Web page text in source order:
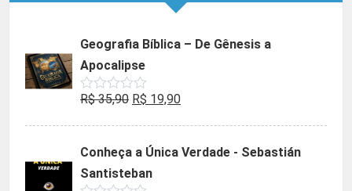
Geografia Bíblica – De Gênesis a
Apocalipse
Avaliação
de
R$35,90 O
era:
R$ 35,90.
R$ 19,90O
é:
Conheça a Única Verdade - Sebastián
Santisteban